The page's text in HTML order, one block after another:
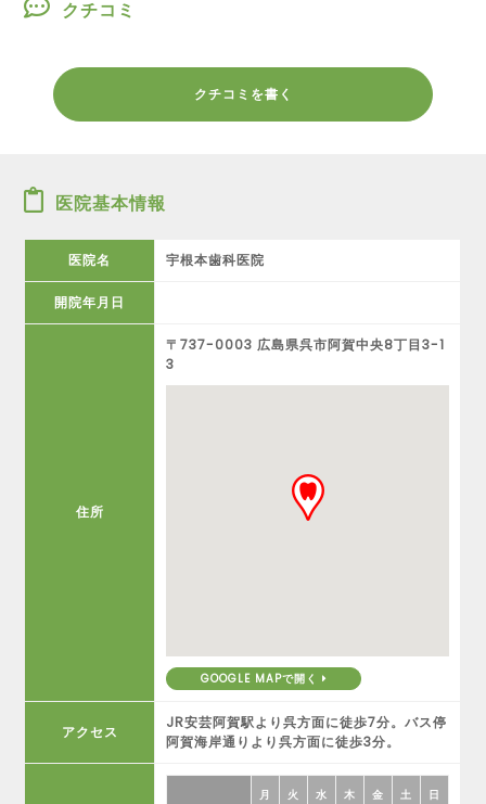
クチコミ
クチコミを書く
医院基本情報
医院名 宇根本歯科医院
開院年月日
住所
〒737-0003 広島県呉市阿賀中央8丁目3-1
3
GOOGLE MAPで開く
アクセス
JR安芸阿賀駅より呉方面に徒歩7分。バス停
阿賀海岸通りより呉方面に徒歩3分。
月 火 水 木 金 土 日